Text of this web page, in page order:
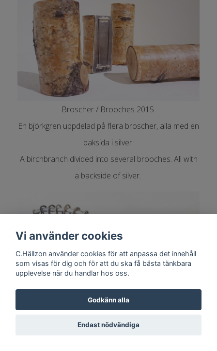
Broscher / Brooches 2015
En björkgren uppdelad på flera broscher, alla med en
baksida i silver.
A birchbranch divided into several brooches. All with
a backside of silver.
Vi använder cookies
C.Hällzon använder cookies för att anpassa det innehåll
som visas för dig och för att du ska få bästa tänkbara
upplevelse när du handlar hos oss.
Godkänn alla
Endast nödvändiga